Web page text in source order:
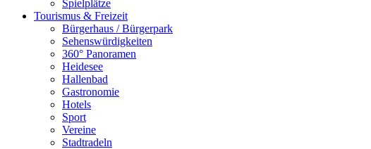
Spielplätze
Tourismus & Freizeit
Bürgerhaus / Bürgerpark
Sehenswürdigkeiten
360° Panoramen
Heidesee
Hallenbad
Gastronomie
Hotels
Sport
Vereine
Stadtradeln